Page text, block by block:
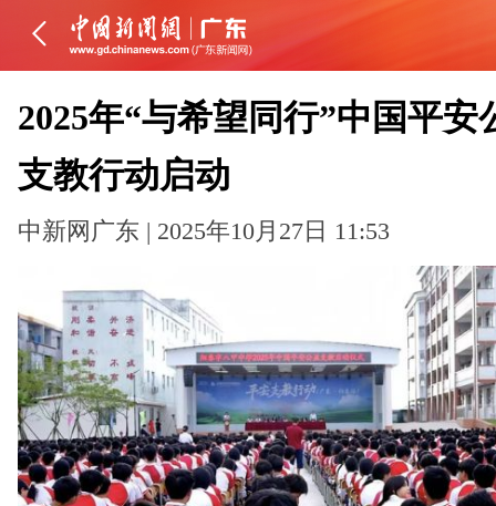
2025年“与希望同行”中国平安
支教行动启动
中新网广东 | 2025年10月27日 11:53